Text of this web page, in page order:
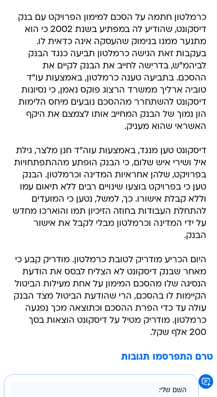
כרמלטון חתמה על הסכם למימון הפרויקט עם בנק
דיסקונט, שהודיע לה במפתיע בשנת 2002 כי הוא
מתנער ממנו בנימוק שהעסקה אינה כדאית לו.
בעקבות זאת הגישה כרמלטון תביעה כנגד הבנק
לביהמ"ש, בדרישה לחייב את הבנק לקיים את
ההסכם. בתביעה טענה כרמלטון, באמצעות עו"ד
טוביה ארליך ממשרד הרצוג פוקס נאמן, כי נסיונות
דיסקונט להשתחרר מההסכם נובעים מיחס הלימות
הון נמוך של הבנק המחייב אותו לצמצם את היקף
האשראי שהוא מעניק.
דיסקונט טען מנגד, באמצעות עוה"ד חנן מלצר, גילת
איל ושירי איש שלום, כי הבנק הופתע מההתפתחויות
בפרויקט, שלהן אחראיות המדינה וכרמלטון. הבנק
טען כי בפרויקט בוצעו שינויים רבים ללא תיאום עמו
וללא קבלת אישורו. כך, למשל, נטען כי המועדים
להתחלת העבודות בחוזה הזיכיון תמו והוארכו מחדש
על ידי המדינה וכרמלטון מבלי לקבל את אישור
הבנק.
היום הכריע מודריק לטובת כרמלטון. מודריק קבע כי
מאחר שבנק דיסקונט לא הצליח לבסס את הודעת
הנסיגה שלו מהסכם המימון על אחת מעילות הביטול
הקיימות לו בהסכם, הרי שהודעת הביטול מצד הבנק
עולה עד כדי הפרת ההסכם וכתוצאה מכך נפגעה
כרמלטון. מודריק מטיל על דיסקונט הוצאות בסך
200 אלף שקל.
טרם התפרסמו תגובות